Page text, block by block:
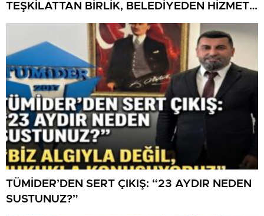
TEŞKİLATTAN BİRLİK, BELEDİYEDEN HİZMET
MESAJI
TÜMİDER’DEN SERT ÇIKIŞ: “23 AYDIR NEDEN
SUSTUNUZ?”